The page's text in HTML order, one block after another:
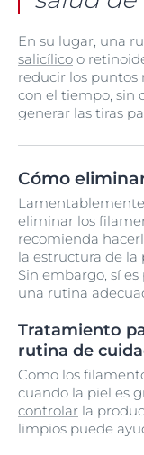
En su lugar, una
salicílico o
reducir los puntos
con el tiempo, sin
generar las tiras
Cómo
eliminar los
recomienda
la estructura de la
Sin embargo, sí
una rutina
Tratamiento
rutina de
Como los
cuando la piel es
controlar la
limpios puede